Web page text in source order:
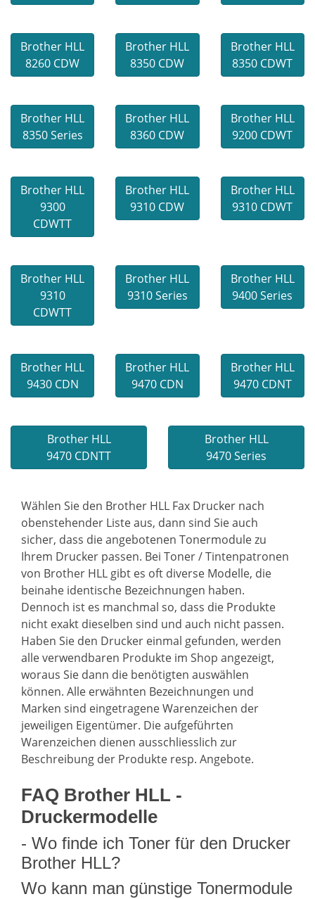
Brother HLL
8260 CDW
Brother HLL
8350 CDW
Brother HLL
8350 CDWT
Brother HLL
8350 Series
Brother HLL
8360 CDW
Brother HLL
9200 CDWT
Brother HLL
9300
CDWTT
Brother HLL
9310 CDW
Brother HLL
9310 CDWT
Brother HLL
9310
CDWTT
Brother HLL
9310 Series
Brother HLL
9400 Series
Brother HLL
9430 CDN
Brother HLL
9470 CDN
Brother HLL
9470 CDNT
Brother HLL
9470 CDNTT
Brother HLL
9470 Series
Wählen Sie den Brother HLL Fax Drucker nach
obenstehender Liste aus, dann sind Sie auch
sicher, dass die angebotenen Tonermodule zu
Ihrem Drucker passen. Bei Toner / Tintenpatronen
von Brother HLL gibt es oft diverse Modelle, die
beinahe identische Bezeichnungen haben.
Dennoch ist es manchmal so, dass die Produkte
nicht exakt dieselben sind und auch nicht passen.
Haben Sie den Drucker einmal gefunden, werden
alle verwendbaren Produkte im Shop angezeigt,
woraus Sie dann die benötigten auswählen
können. Alle erwähnten Bezeichnungen und
Marken sind eingetragene Warenzeichen der
jeweiligen Eigentümer. Die aufgeführten
Warenzeichen dienen ausschliesslich zur
Beschreibung der Produkte resp. Angebote.
FAQ Brother HLL -
Druckermodelle
- Wo finde ich Toner für den Drucker
Brother HLL?
Wo kann man günstige Tonermodule